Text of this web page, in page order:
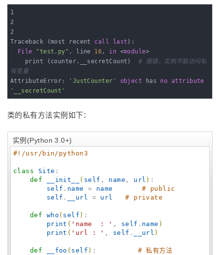
1
2
2
Traceback (most recent call last ):
File
"test.py" , line 16, in <module>
    print (counter.__secretCount)
# 报错，实例不能访问私
有变量
AttributeError:
'JustCounter' object has no
attribute
'__secretCount'
类的私有方法实例如下：
实例(Python 3.0+)
#!/usr/bin/python3
class Site :
def
__init__ ( self , name , url ) :
self . name = name
# public
self . __url = url # private
def who ( self ) :
print ( ' name  : ' , self . name )
print ( ' url : ' , self . __url )
def __foo ( self ) : # 私有方法